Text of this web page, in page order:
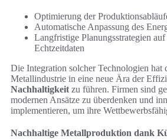
Optimierung der
Automatische Anpassung des
Langfristige Planungsstrategien
Echtzeitdaten
Die Integration solcher Technologien hat
Metallindustrie in eine neue Ära der
Nachhaltigkeitzu führen. Firmen sind
modernen Ansätze zu überdenken und
implementieren, um ihre
Nachhaltige Metallproduktion dank